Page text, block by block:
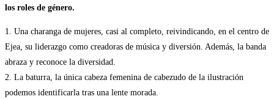
los roles de género.
1. Una charanga de mujeres, casi al completo, reivindicando, en el centro de
Ejea, su liderazgo como creadoras de música y diversión. Además, la banda
abraza y reconoce la diversidad.
2. La baturra, la única cabeza femenina de cabezudo de la ilustración
podemos identificarla tras una lente morada.